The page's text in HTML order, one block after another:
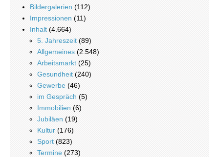
Bildergalerien (112)
Impressionen (11)
Inhalt (4.664)
5. Jahreszeit (89)
Allgemeines (2.548)
Arbeitsmarkt (25)
Gesundheit (240)
Gewerbe (46)
im Gespräch (5)
Immobilien (6)
Jubiläen (19)
Kultur (176)
Sport (823)
Termine (273)